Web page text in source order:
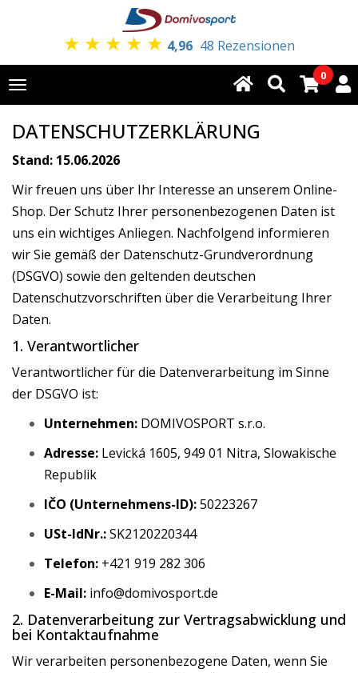
★ ★ ★ ★ ★ 4,96 48 Rezensionen
Toggle
navigation
0
DATENSCHUTZERKLÄRUNG
Stand: 15.06.2026
Wir freuen uns über Ihr Interesse an unserem Online-
Shop. Der Schutz Ihrer personenbezogenen Daten ist
uns ein wichtiges Anliegen. Nachfolgend informieren
wir Sie gemäß der Datenschutz-Grundverordnung
(DSGVO) sowie den geltenden deutschen
Datenschutzvorschriften über die Verarbeitung Ihrer
Daten.
1. Verantwortlicher
Verantwortlicher für die Datenverarbeitung im Sinne
der DSGVO ist:
Unternehmen: DOMIVOSPORT s.r.o.
Adresse: Levická 1605, 949 01 Nitra, Slowakische
Republik
IČO (Unternehmens-ID):50223267
USt-IdNr.:SK2120220344
Telefon: +421 919 282 306
E-Mail: info@domivosport.de
2. Datenverarbeitung zur Vertragsabwicklung und
bei Kontaktaufnahme
Wir verarbeiten personenbezogene Daten, wenn Sie